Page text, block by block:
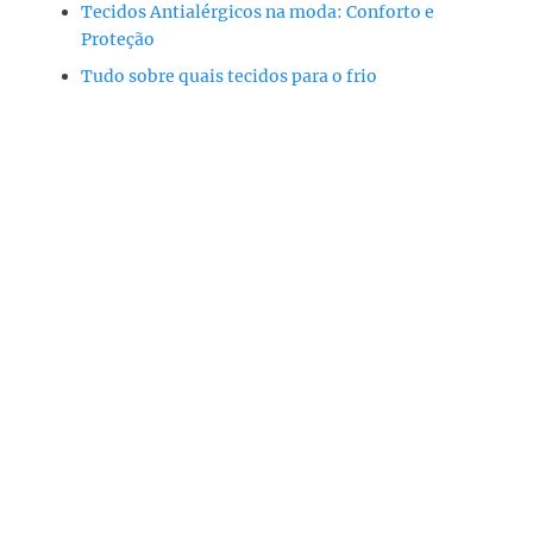
Tecidos Antialérgicos na moda: Conforto e
Proteção
Tudo sobre quais tecidos para o frio